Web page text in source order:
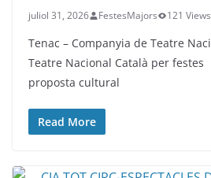
juliol 31, 2026 FestesMajors 121 Views
Tenac – Companyia de Teatre
Teatre Nacional Català per
proposta cultural
Read More